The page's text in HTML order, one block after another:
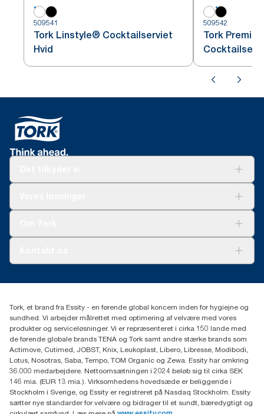
509541
Tork Linstyle® Cocktailserviet
Hvid
509542
Tork
Smiley-rapport
(+45) 48 16 82 44
Professional Hygiene
Gydevang 33
DK-3450 Allerød
Tork, et brand fra Essity - en førende global koncern inden for hygiejne og
sundhed. Vi arbejder målrettet med optimering af velvære med vores
produkter og serviceløsninger. Vi er repræsenteret i cirka 150 lande med
de førende globale brands TENA og Tork samt andre stærke brands som
Actimove, Cutimed, JOBST, Knix, Leukoplast, Libero, Libresse, Modibodi,
Lotus, Nosotras, Saba, Tempo, TOM Organic og Zewa. Essity har omkring
36.000 medarbejdere. Nettoomsætningen i 2024 beløb sig til cirka SEK
146 mia. (EUR 13 mia.). Virksomhedens hovedsæde er beliggende i
Stockholm i Sverige, og Essity er registreret på Nasdaq Stockholm. Essity
sætter nye standarder for velvære og bidrager til et sundt, bæredygtigt og